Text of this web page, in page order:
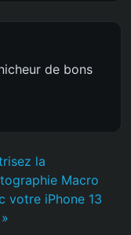
de bons
la
Macro
votre iPhone 13